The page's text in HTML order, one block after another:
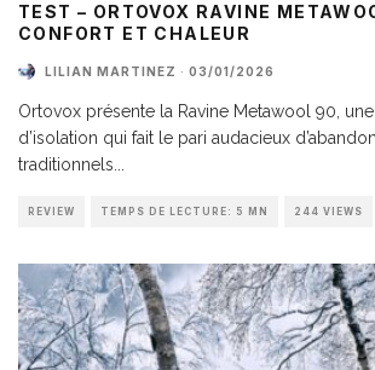
TEST – ORTOVOX RAVINE
CONFORT ET CHALEUR
LILIAN MARTINEZ · 03/01/2026
Ortovox présente la Ravine Metawool 90,
d’isolation qui fait le pari audacieux
traditionnels...
REVIEW TEMPS DE LECTURE: 5 MN 244 VIEWS